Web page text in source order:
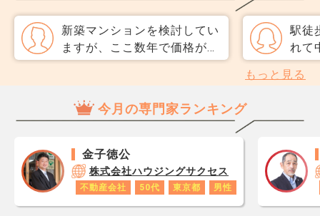
だと思うのですが、友人には
専任をおすすめされました。
それぞれメリットデメリット
直、
のか
だ、
スコ
が1
です
あり
ロ
新築マンションを検討してい
ますが、ここ数年で価格がど
んどん上がり、 当初の予算
が届かなくなってしまいまし
た。 担当者からは「資材価
下がりにくい」と言われ、焦
っています。 中古マンショ
ンも内覧しましたが、築浅は
駅徒
れて
よう
だ、
理会
も管
子で
もっと見る
今月の専門家ランキング
金子徳公
株式会社ハウジングサクセス
不動産会社 50代 東京都 男性